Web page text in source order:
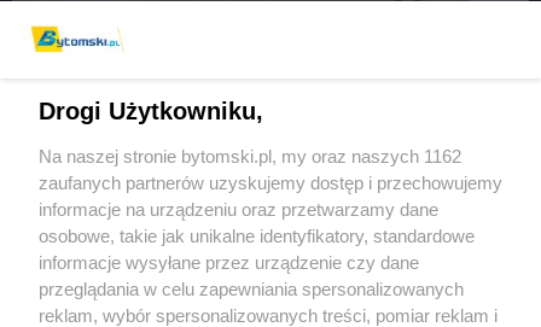
projekt bytomskiej pracowni Medusa Group
2 / 4
Wydawca mediów lokalnych
Drogi Użytkowniku,
Na naszej stronie bytomski.pl, my oraz naszych 1162
zaufanych partnerów uzyskujemy dostęp i przechowujemy
informacje na urządzeniu oraz przetwarzamy dane
osobowe, takie jak unikalne identyfikatory, standardowe
informacje wysyłane przez urządzenie czy dane
przeglądania w celu zapewniania spersonalizowanych
reklam, wybór spersonalizowanych treści, pomiar reklam i